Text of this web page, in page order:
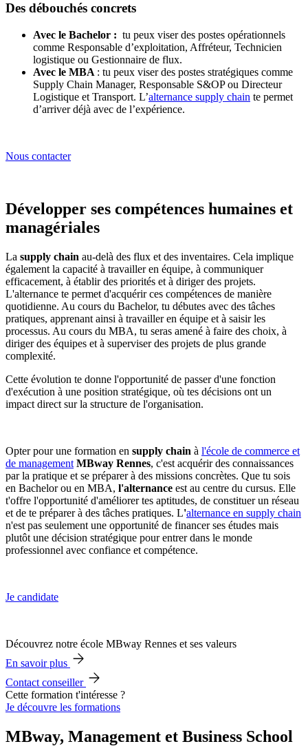
Des débouchés concrets
Avec le Bachelor : tu peux viser des postes opérationnels
comme Responsable d’exploitation, Affréteur, Technicien
logistique ou Gestionnaire de flux.
Avec le MBA : tu peux viser des postes stratégiques comme
Supply Chain Manager, Responsable S&OP ou Directeur
Logistique et Transport. L’alternance supply chain te permet
d’arriver déjà avec de l’expérience.
Nous contacter
Développer ses compétences humaines et
managériales
La supply chain au-delà des flux et des inventaires. Cela implique
également la capacité à travailler en équipe, à communiquer
efficacement, à établir des priorités et à diriger des projets.
L'alternance te permet d'acquérir ces compétences de manière
quotidienne. Au cours du Bachelor, tu débutes avec des tâches
pratiques, apprenant ainsi à travailler en équipe et à saisir les
processus. Au cours du MBA, tu seras amené à faire des choix, à
diriger des équipes et à superviser des projets de plus grande
complexité.
Cette évolution te donne l'opportunité de passer d'une fonction
d'exécution à une position stratégique, où tes décisions ont un
impact direct sur la structure de l'organisation.
Opter pour une formation en supply chain à l'école de commerce et
de management MBway Rennes, c'est acquérir des connaissances
par la pratique et se préparer à des missions concrètes. Que tu sois
en Bachelor ou en MBA, l'alternance est au centre du cursus. Elle
t'offre l'opportunité d'améliorer tes aptitudes, de constituer un réseau
et de te préparer à des tâches pratiques. L'alternance en supply chain
n'est pas seulement une opportunité de financer ses études mais
plutôt une décision stratégique pour entrer dans le monde
professionnel avec confiance et compétence.
Je candidate
Découvrez notre école MBway Rennes et ses valeurs
En savoir plus
Contact conseiller
Cette formation t'intéresse ?
Je découvre les formations
MBway, Management et Business School